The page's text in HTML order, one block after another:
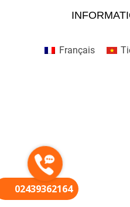
Français
02439362164